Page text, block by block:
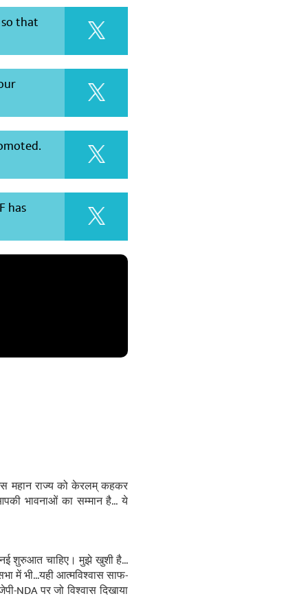
that
has
महान राज्य को केरलम् कहकर
भावनाओं का सम्मान है... ये
शुरुआत चाहिए। मुझे खुशी है...
में भी...यही आत्मविश्वास साफ-
NDA पर जो विश्वास दिखाया